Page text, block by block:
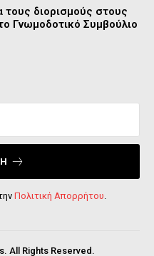
τους διορισμούς στους
Γνωμοδοτικό Συμβούλιο
Πολιτική Απορρήτου
All Rights Reserved.